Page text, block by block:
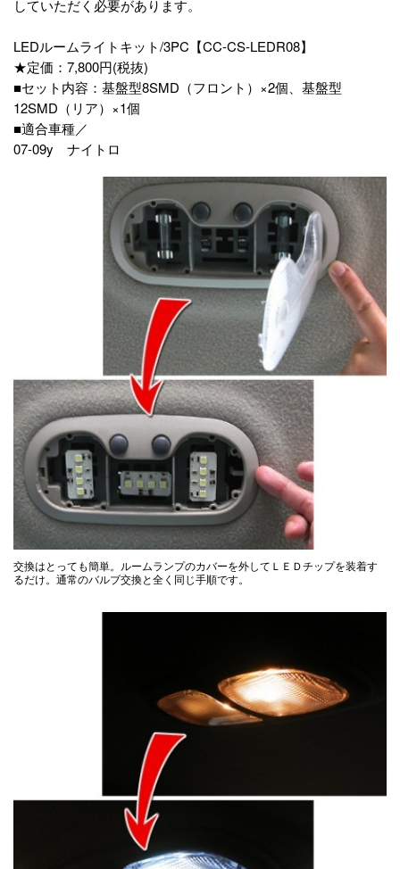
していただく必要があります。
LEDルームライトキット/3PC【CC-CS-LEDR08】
★定価：7,800円(税抜)
■セット内容：基盤型8SMD（フロント）×2個、基盤型
12SMD（リア）×1個
■適合車種／
07-09y ナイトロ
交換はとっても簡単。ルームランプのカバーを外してＬＥＤチップを装着す
るだけ。通常のバルブ交換と全く同じ手順です。